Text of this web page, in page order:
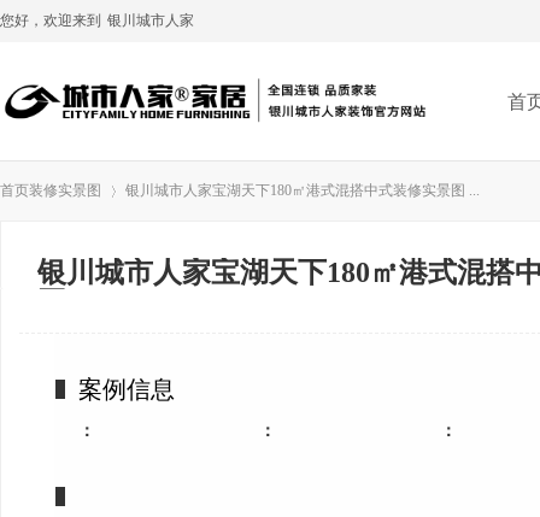
您好，欢迎来到 银川城市人家
首
首页装修实景图 银川城市人家宝湖天下180㎡港式混搭中式装修实景图 ...
银川城市人家宝湖天下180㎡港式混搭
案例信息
： ： ：